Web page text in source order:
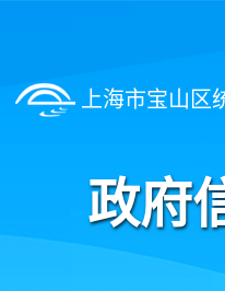
上海市宝山区
政府